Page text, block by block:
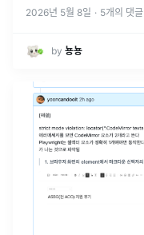
2026년 5월 8일 · 5개의 댓글
by 뇽뇽